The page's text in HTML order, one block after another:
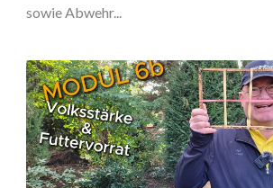
sowie Abwehr...